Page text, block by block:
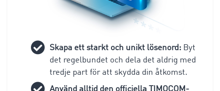
Skapa ett starkt och unikt lösenord: Byt
det regelbundet och dela det aldrig med
tredje part för att skydda din åtkomst.
Använd alltid den officiella TIMOCOM-